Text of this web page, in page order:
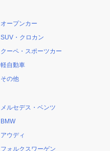
オープンカー
SUV・クロカン
クーペ・スポーツカー
軽自動車
その他
メルセデス・ベンツ
BMW
アウディ
フォルクスワーゲン